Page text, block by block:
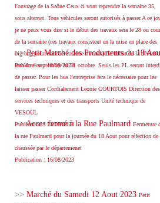
l'ouvrage de la Saône Ceux ci vont reprendre la semaine 35,
sous alternat. Tous véhicules seront autorisés à passer.A ce
je ne peux vous dire si le début des travaux sera le 28 ou
de la semaine (ces travaux consistent en la mise en place des
big-bag pour étancher la zone travaux) Le début de la
sera du 4 septembre au 31 octobre. Seuls les PL seront
de passer. Pour les bus l'entreprise fera le nécessaire pour les
laisser passer Cordialement Leonie COURTOIS Direction des
services techniques et des transports Unité technique de
VESOUL
Publication : 23/08/2023
>>Petit Marché des Producteurs du 19
Publication : 18/08/2023
>>Acces fermé à la Rue Paulmard Fermeture
la rue Paulmard pour la journée du 18 Aout pour réfection de
chaussée par le départemenet
Publication : 16/08/2023
>> Marché du Samedi 12 Aout 2023 Petit